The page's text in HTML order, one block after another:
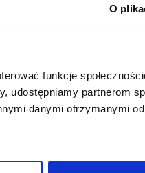
O
funkcje
udostępniamy partnerom
danymi otrzymanymi
Grupy
czasu
klientami.
(Poznań
w Polsce,
dla